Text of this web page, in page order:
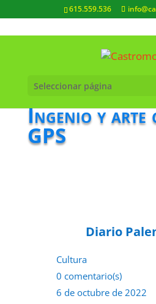
615.559.536
Seleccionar página
Ingenio y arte
GPS
Diario
Cultura
0 comentario(s)
6 de octubre de 2022